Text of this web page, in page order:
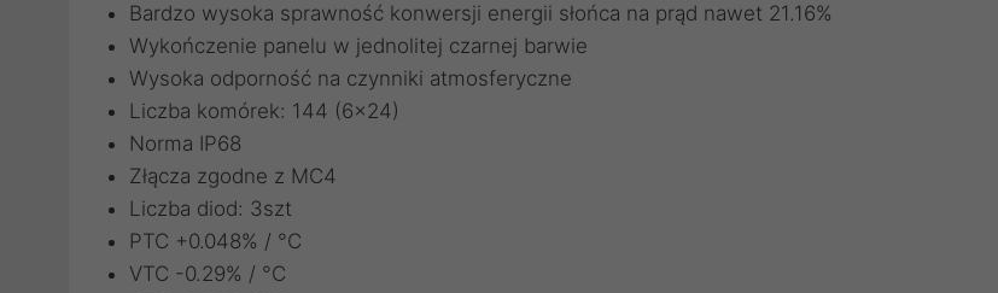
Bardzo wysoka sprawność konwersji energii słońca na prąd nawet 21.16%
Wykończenie panelu w jednolitej czarnej barwie
Wysoka odporność na czynniki atmosferyczne
Liczba komórek: 144 (6x24)
Norma IP68
Złącza zgodne z MC4
Liczba diod: 3szt
PTC +0.048% / °C
VTC -0.29% / °C